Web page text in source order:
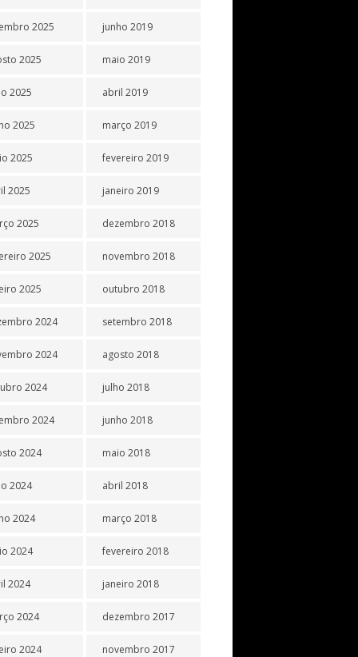
2025
2025
2025
2025
2025
2025
2025
2025
2025
2024
2024
2024
2024
2024
2024
2024
2024
2024
2024
2024
junho 2019
maio 2019
abril 2019
março 2019
fevereiro 2019
janeiro 2019
dezembro 2018
novembro 2018
outubro 2018
setembro 2018
agosto 2018
julho 2018
junho 2018
maio 2018
abril 2018
março 2018
fevereiro 2018
janeiro 2018
dezembro 2017
novembro 2017